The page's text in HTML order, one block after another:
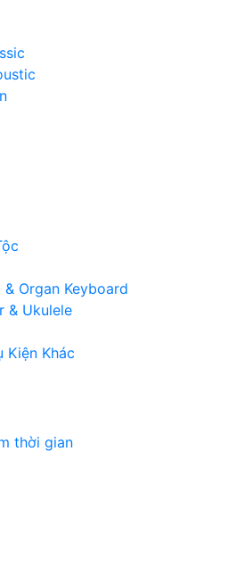
& Organ Keyboard
& Ukulele
Kiện Khác
thời gian